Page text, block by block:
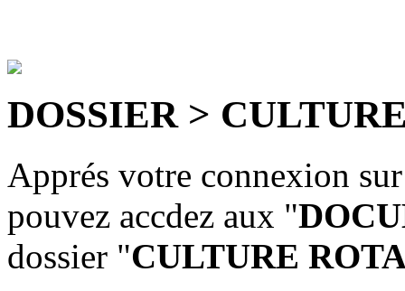
DOSSIER >
Apprés votre connexion
pouvez accdez aux "
dossier "CULTURE